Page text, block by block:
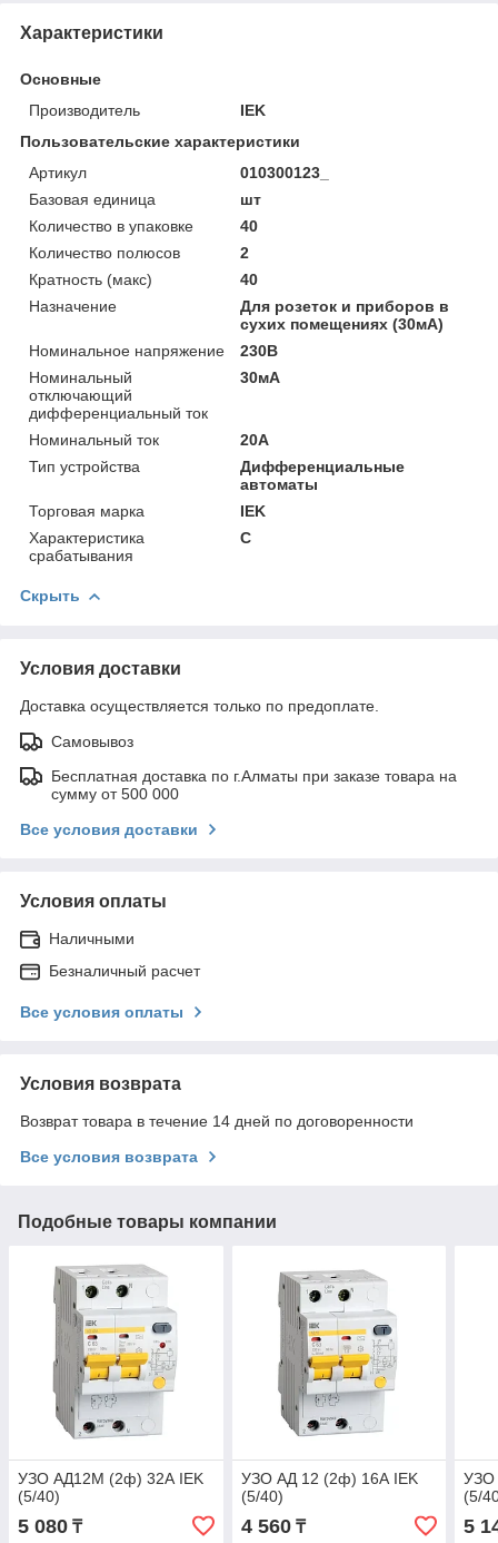
Характеристики
Основные
Производитель
IEK
Пользовательские характеристики
Артикул
010300123_
Базовая единица
шт
Количество в упаковке
40
Количество полюсов
2
Кратность (макс)
40
Назначение
Для poзeтoк и пpибopoв в
cуxиx пoмeщeнияx (30мА)
Номинальное напряжение
230В
Номинальный
отключающий
дифференциальный ток
30мА
Номинальный ток
20А
Тип устройства
Дифференциальные
автоматы
Торговая марка
IEK
Характеристика
срабатывания
C
Скрыть
Условия доставки
Доставка осуществляется только по предоплате.
Самовывоз
Бесплатная доставка по г.Алматы при заказе товара на
сумму от 500 000
Все условия доставки
Условия оплаты
Наличными
Безналичный расчет
Все условия оплаты
Условия возврата
Возврат товара в течение 14 дней по договоренности
Все условия возврата
Подобные товары компании
УЗО АД12М (2ф) 32А IEK
(5/40)
5 080 ₸
УЗО АД 12 (2ф) 16А IEK
(5/40)
4 560₸
УЗО
(5/
5